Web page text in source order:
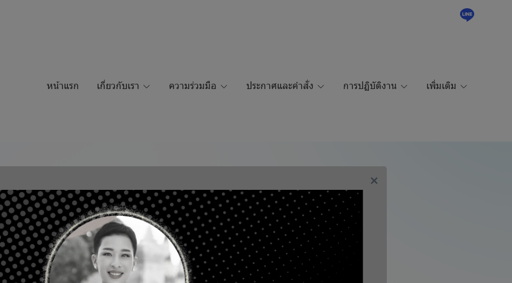
หน้าแรก เกี่ยวกับเรา ความร่วมมือ ประกาศและคำสั่ง การปฏิบัติงาน เพิ่มเติม